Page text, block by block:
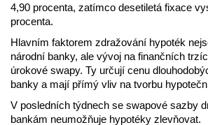
4,90 procenta, zatímco desetiletá fixace
procenta.
Hlavním faktorem zdražování hypoték
národní banky, ale vývoj na finančních
úrokové swapy. Ty určují cenu
banky a mají přímý vliv na tvorbu
V posledních týdnech se swapové sazby
bankám neumožňuje hypotéky zlevňovat.